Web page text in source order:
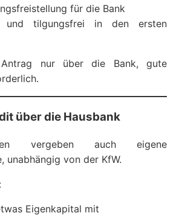
für die Bank
und tilgungsfrei in den ersten
nur über die Bank, gute
über die Hausbank
vergeben auch eigene
unabhängig von der KfW.
Eigenkapital mit